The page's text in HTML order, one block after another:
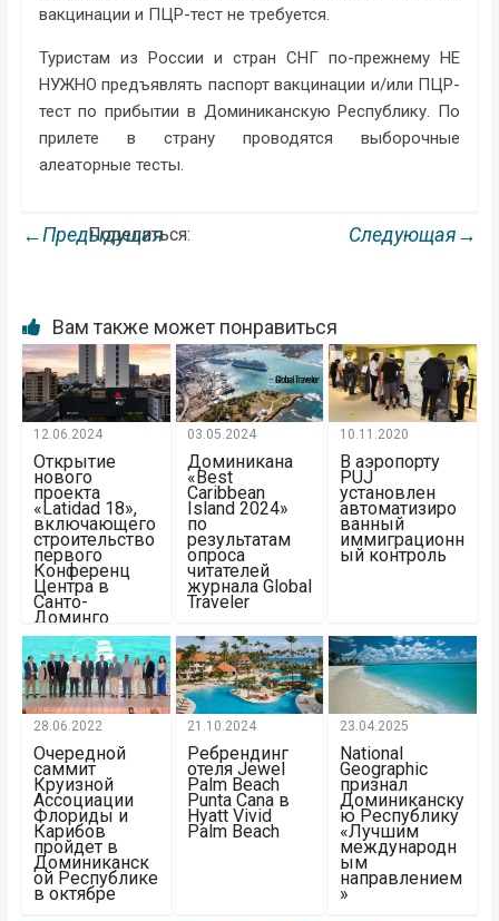
вакцинации и ПЦР-тест не требуется.
Туристам из России и стран СНГ по-прежнему НЕ
НУЖНО предъявлять паспорт вакцинации и/или ПЦР-
тест по прибытии в Доминиканскую Республику. По
прилете в страну проводятся выборочные
алеаторные тесты.
←Предыдущая Следующая→
Поделиться:
Вам также может понравиться
12.06.2024
Открытие
нового
проекта
«Latidad 18»,
включающего
строительство
первого
Конференц
Центра в
Санто-
Доминго
03.05.2024
Доминикана
«Best
Caribbean
Island 2024»
по
результатам
опроса
читателей
журнала Global
Traveler
10.11.2020
В аэропорту
PUJ
установлен
автоматизиро
ванный
иммиграционн
ый контроль
28.06.2022
Очередной
саммит
Круизной
Ассоциации
Флориды и
Карибов
пройдет в
Доминиканск
ой Республике
в октябре
21.10.2024
Ребрендинг
отеля Jewel
Palm Beach
Punta Cana в
Hyatt Vivid
Palm Beach
23.04.2025
National
Geographic
признал
Доминиканску
ю Республику
«Лучшим
международн
ым
направлением
»